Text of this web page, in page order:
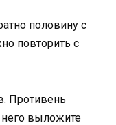
половину с
повторить с
Противень
него выложите